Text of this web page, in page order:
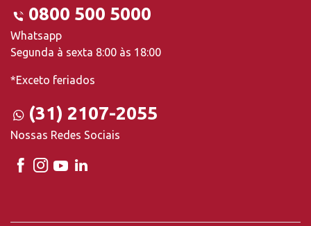
0800 500 5000
Whatsapp
Segunda à sexta 8:00 às 18:00
*Exceto feriados
(31) 2107-2055
Nossas Redes Sociais